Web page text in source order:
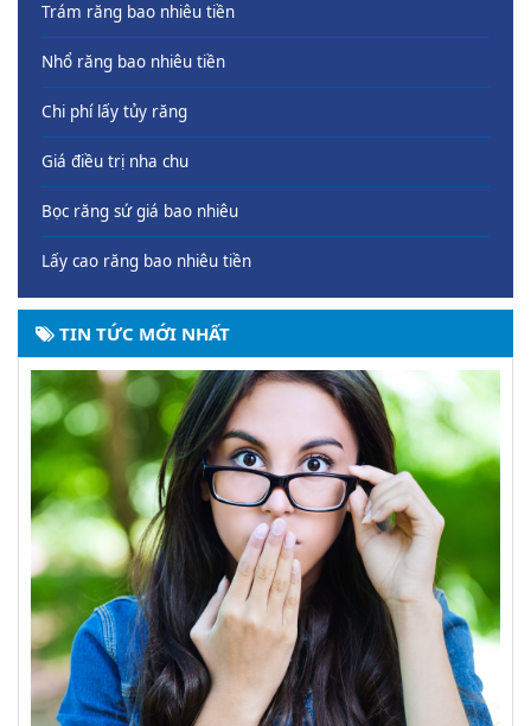
Trám răng bao nhiêu tiền
Nhổ răng bao nhiêu tiền
Chi phí lấy tủy răng
Giá điều trị nha chu
Bọc răng sứ giá bao nhiêu
Lấy cao răng bao nhiêu tiền
TIN TỨC MỚI NHẤT